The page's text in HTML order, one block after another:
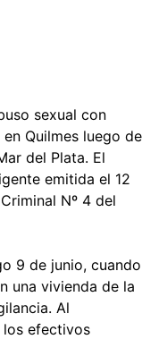
sexual con
Quilmes luego de
del Plata. El
emitida el 12
Nº 4 del
9 de junio, cuando
una vivienda de la
Al
efectivos